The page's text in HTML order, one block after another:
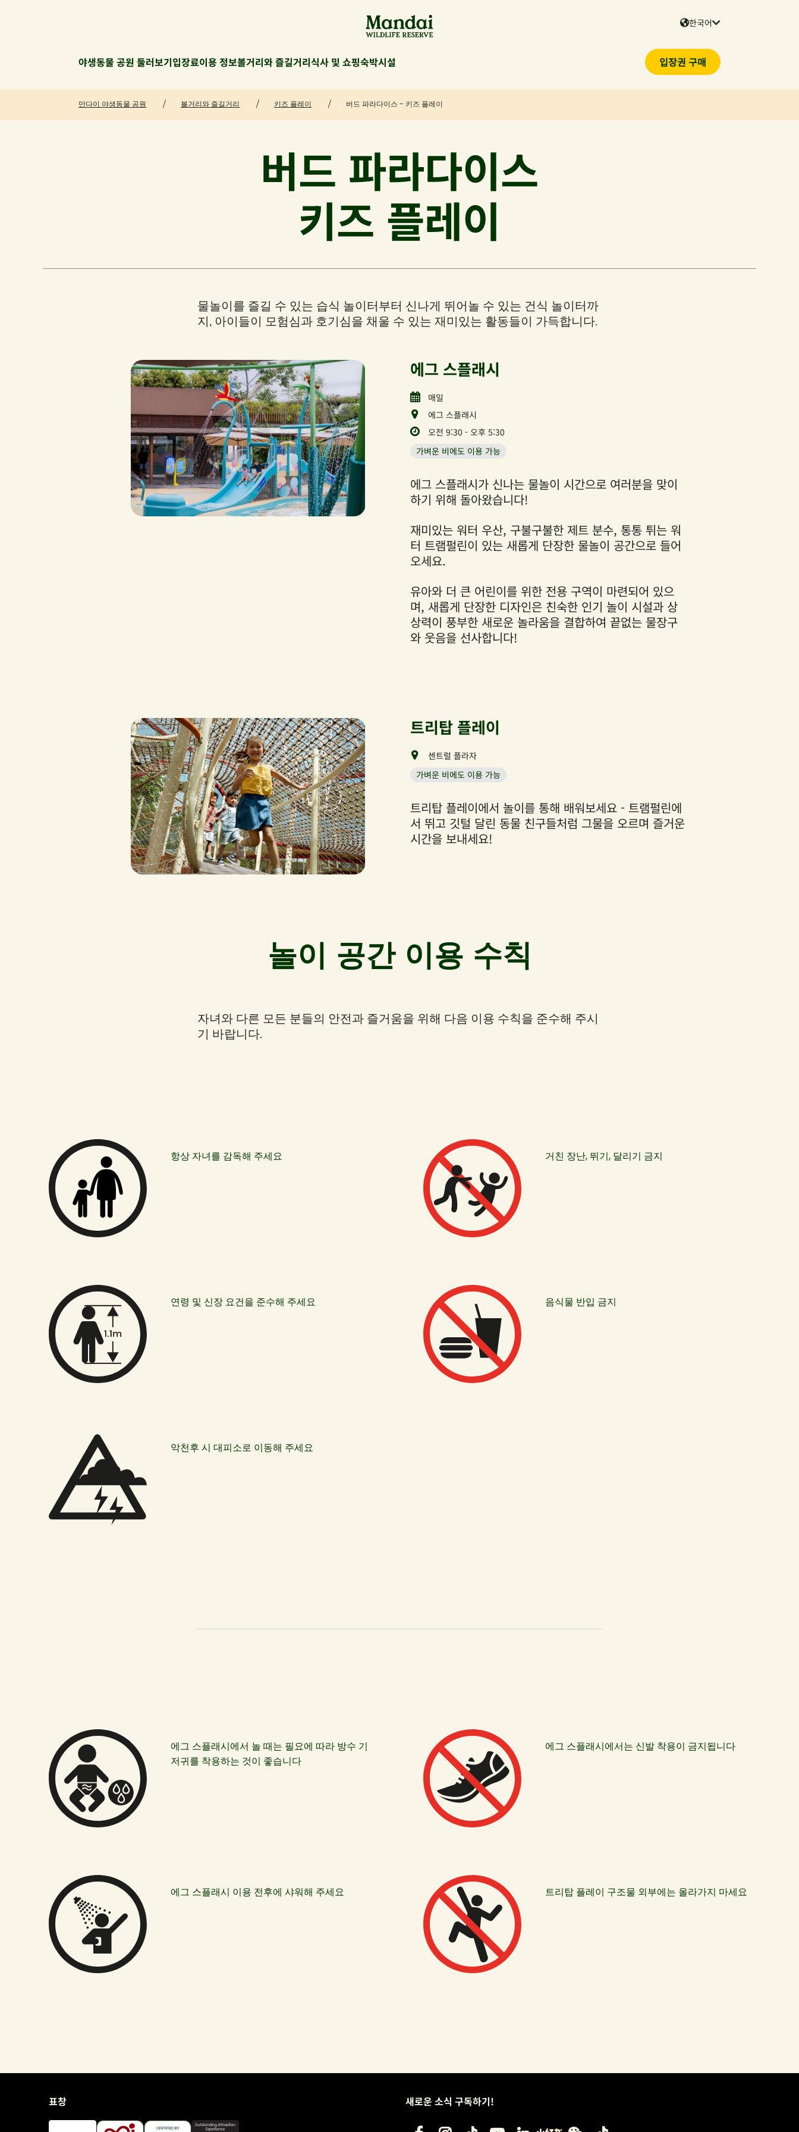
한국어
야생동물 공원 둘러보기입장료이용 정보볼거리와 즐길거리식사 및 쇼핑숙박시설 입장권 구매
만다이 야생동물 공원 볼거리와 즐길거리 키즈 플레이 버드 파라다이스 - 키즈 플레이
버드 파라다이스
키즈 플레이
물놀이를 즐길 수 있는 습식 놀이터부터 신나게 뛰어놀 수 있는 건식 놀이터까
지, 아이들이 모험심과 호기심을 채울 수 있는 재미있는 활동들이 가득합니다.
에그 스플래시
매일
에그 스플래시
오전 9:30 - 오후 5:30
가벼운 비에도 이용 가능
에그 스플래시가 신나는 물놀이 시간으로 여러분을 맞이
하기 위해 돌아왔습니다!
재미있는 워터 우산, 구불구불한 제트 분수, 통통 튀는 워
터 트램펄린이 있는 새롭게 단장한 물놀이 공간으로 들어
오세요.
유아와 더 큰 어린이를 위한 전용 구역이 마련되어 있으
며, 새롭게 단장한 디자인은 친숙한 인기 놀이 시설과 상
상력이 풍부한 새로운 놀라움을 결합하여 끝없는 물장구
와 웃음을 선사합니다!
트리탑 플레이
센트럴 플라자
가벼운 비에도 이용 가능
트리탑 플레이에서 놀이를 통해 배워보세요 - 트램펄린에
서 뛰고 깃털 달린 동물 친구들처럼 그물을 오르며 즐거운
시간을 보내세요!
놀이 공간 이용 수칙
자녀와 다른 모든 분들의 안전과 즐거움을 위해 다음 이용 수칙을 준수해 주시
기 바랍니다.
항상 자녀를 감독해 주세요 거친 장난, 뛰기, 달리기 금지
연령 및 신장 요건을 준수해 주세요 음식물 반입 금지
악천후 시 대피소로 이동해 주세요
에그 스플래시에서 놀 때는 필요에 따라 방수 기
저귀를 착용하는 것이 좋습니다
에그 스플래시에서는 신발 착용이 금지됩니다
에그 스플래시 이용 전후에 샤워해 주세요 트리탑 플레이 구조물 외부에는 올라가지 마세요
표창 새로운 소식 구독하기!